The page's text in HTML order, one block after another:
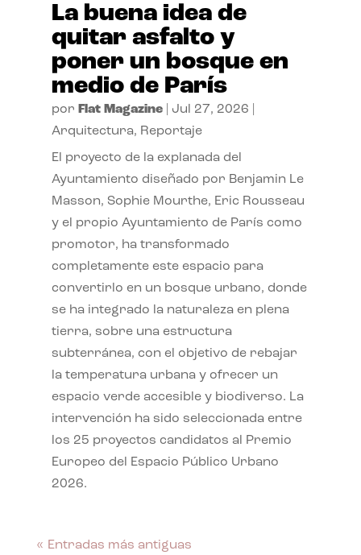
La buena idea de
quitar asfalto y
poner un bosque en
medio de París
por Flat Magazine| Jul 27, 2026
Arquitectura, Reportaje
El proyecto de la explanada del
Ayuntamiento diseñado por Benjamin Le
Masson, Sophie Mourthe, Eric Rousseau
y el propio Ayuntamiento de París como
promotor, ha transformado
completamente este espacio para
convertirlo en un bosque urbano, donde
se ha integrado la naturaleza en plena
tierra, sobre una estructura
subterránea, con el objetivo de rebajar
la temperatura urbana y ofrecer un
espacio verde accesible y biodiverso. La
intervención ha sido seleccionada entre
los 25 proyectos candidatos al Premio
Europeo del Espacio Público Urbano
2026.
« Entradas más antiguas